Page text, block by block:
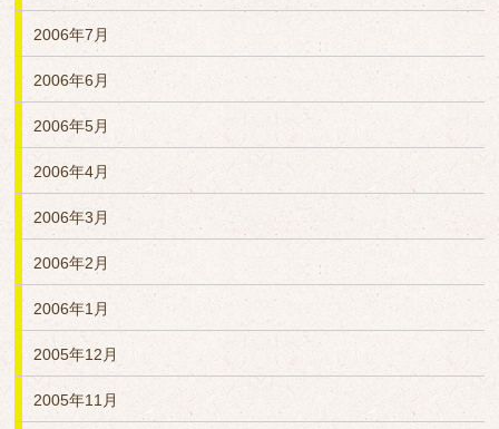
2006年7月
2006年6月
2006年5月
2006年4月
2006年3月
2006年2月
2006年1月
2005年12月
2005年11月